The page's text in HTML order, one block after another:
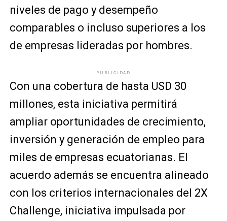
niveles de pago y desempeño
comparables o incluso superiores a los
de empresas lideradas por hombres.
PUBLICIDAD
Con una cobertura de hasta USD 30
millones, esta iniciativa permitirá
ampliar oportunidades de crecimiento,
inversión y generación de empleo para
miles de empresas ecuatorianas. El
acuerdo además se encuentra alineado
con los criterios internacionales del 2X
Challenge, iniciativa impulsada por